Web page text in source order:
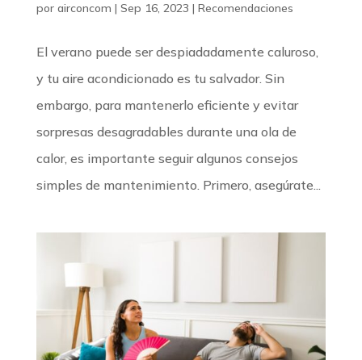
por airconcom | Sep 16, 2023 | Recomendaciones
El verano puede ser despiadadamente caluroso,
y tu aire acondicionado es tu salvador. Sin
embargo, para mantenerlo eficiente y evitar
sorpresas desagradables durante una ola de
calor, es importante seguir algunos consejos
simples de mantenimiento. Primero, asegúrate...